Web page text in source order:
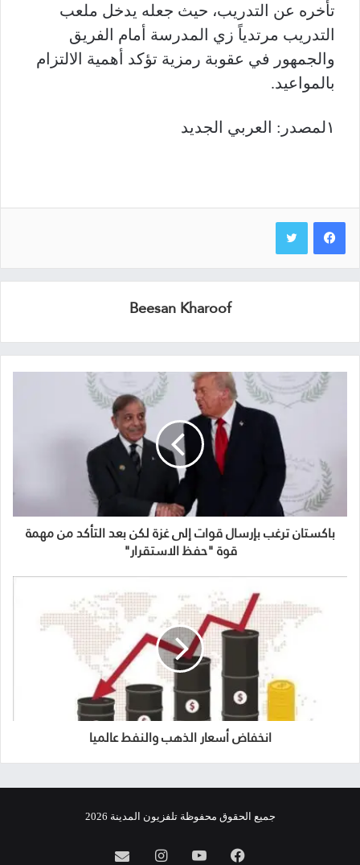
تأخره عن التدريب، حيث جعله يدخل ملعب
التدريب مرتدياً زي المدرسة أمام الفريق
والجمهور في عقوبة رمزية تؤكد أهمية الالتزام
بالمواعيد.
١لمصدر: العربي الجديد
Beesan Kharoof
باكستان ترغب بإرسال قوات إلى غزة لكن بعد التأكد من مهمة
قوة "حفظ الاستقرار"
انخفاض أسعار الذهب والنفط عالميا
جميع الحقوق محفوظة تلفزيون المدينة 2026
فيسبوكيوتيوبانستقرامinfo@almadina.tv